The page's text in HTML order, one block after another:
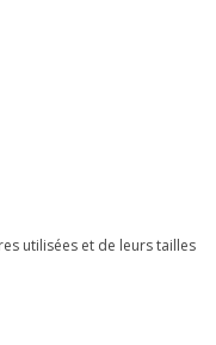
utilisées et de leurs tailles